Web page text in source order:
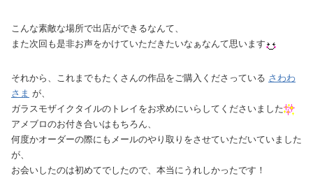
こんな素敵な場所で出店ができるなんて、
また次回も是非お声をかけていただきたいなぁなんて思います
それから、これまでもたくさんの作品をご購入くださっている さわわ
さま が、
ガラスモザイクタイルのトレイをお求めにいらしてくださいました
アメブロのお付き合いはもちろん、
何度かオーダーの際にもメールのやり取りをさせていただいていました
が、
お会いしたのは初めてでしたので、本当にうれしかったです！